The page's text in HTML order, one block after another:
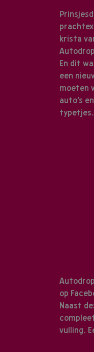
krista
En dit
een
moeten
auto’s
typetjes.
op
Naast
vulling.